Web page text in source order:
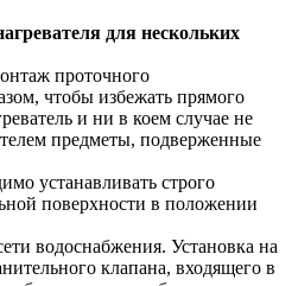
для нескольких
проточного
чтобы избежать прямого
и ни в коем случае не
предметы, подверженные
устанавливать строго
поверхности в положении
водоснабжения. Установка на
клапана, входящего в